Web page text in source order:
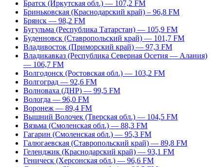
Братск (Иркутская обл.) — 107,2 FM
Бриньковская (Краснодарский край) – 96,8 FM
Брянск — 98,2 FM
Бугульма (Республика Татарстан) — 105,9 FM
Буденновск (Ставропольский край) — 101,7 FM
Владивосток (Приморский край) — 97,3 FM
Владикавказ (Республика Северная Осетия — Алания)
— 106,7 FM
Волгодонск (Ростовская обл.) — 103,2 FM
Волгоград — 92,6 FM
Волноваха (ДНР) — 99,5 FM
Вологда — 96,0 FM
Воронеж — 89,4 FM
Вышний Волочек (Тверская обл.) — 104,5 FM
Вязьма (Смоленская обл.) — 88,3 FM
Гагарин (Смоленская обл.) — 95,3 FM
Галюгаевская (Ставропольский край) — 89,8 FM
Геленджик (Краснодарский край) — 93,1 FM
Геническ (Херсонская обл.) — 96,6 FM